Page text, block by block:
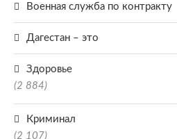
Военная служба по контракту
Дагестан – это
Здоровье
(2 884)
Криминал
(2 107)